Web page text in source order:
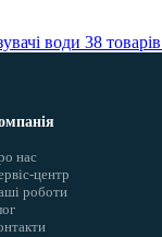
води 38 товарів
нас
центр
роботи